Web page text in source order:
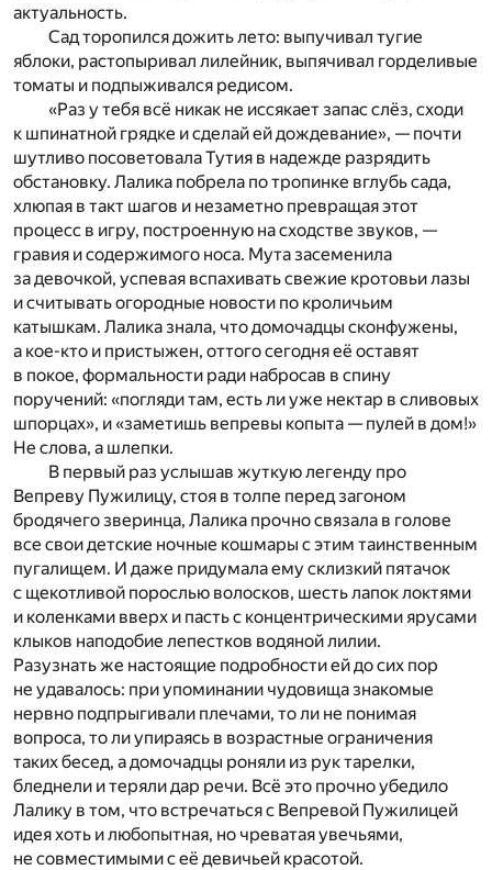
актуальность.
Сад торопился дожить лето: выпучивал тугие
яблоки, растопыривал лилейник, выпячивал горделивые
томаты и подпыживался редисом.
«Раз у тебя всё никак не иссякает запас слёз, сходи
к шпинатной грядке и сделай ей дождевание», — почти
шутливо посоветовала Тутия в надежде разрядить
обстановку. Лалика побрела по тропинке вглубь сада,
хлюпая в такт шагов и незаметно превращая этот
процесс в игру, построенную на сходстве звуков, —
гравия и содержимого носа. Мута засеменила
за девочкой, успевая вспахивать свежие кротовьи лазы
и считывать огородные новости по кроличьим
катышкам. Лалика знала, что домочадцы сконфужены,
а кое-кто и пристыжен, оттого сегодня её оставят
в покое, формальности ради набросав в спину
поручений: «погляди там, есть ли уже нектар в сливовых
шпорцах», и «заметишь вепревы копыта — пулей в дом!»
Не слова, а шлепки.
В первый раз услышав жуткую легенду про
Вепреву Пужилицу, стоя в толпе перед загоном
бродячего зверинца, Лалика прочно связала в голове
все свои детские ночные кошмары с этим таинственным
пугалищем. И даже придумала ему склизкий пятачок
с щекотливой порослью волосков, шесть лапок локтями
и коленками вверх и пасть с концентрическими ярусами
клыков наподобие лепестков водяной лилии.
Разузнать же настоящие подробности ей до сих пор
не удавалось: при упоминании чудовища знакомые
нервно подпрыгивали плечами, то ли не понимая
вопроса, то ли упираясь в возрастные ограничения
таких бесед, а домочадцы роняли из рук тарелки,
бледнели и теряли дар речи. Всё это прочно убедило
Лалику в том, что встречаться с Вепревой Пужилицей
идея хоть и любопытная, но чреватая увечьями,
не совместимыми с её девичьей красотой.